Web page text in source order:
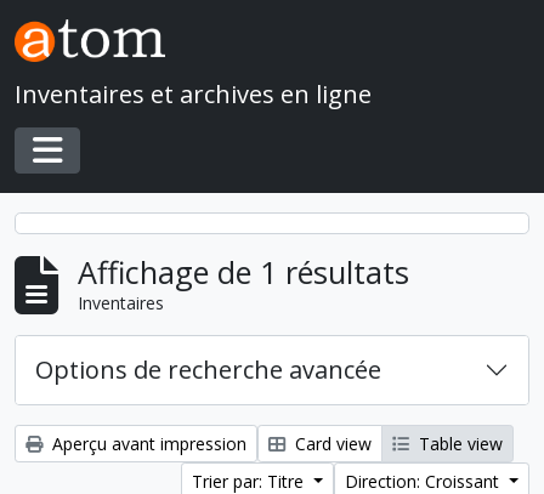
Skip to main content
Inventaires et archives en ligne
Toggle navigation
Affichage de 1 résultats
Inventaires
Options de recherche avancée
Aperçu avant impression Card view
Table view
Trier par: Titre
Direction: Croissant